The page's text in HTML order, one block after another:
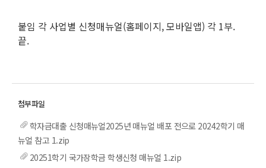
붙임 각 사업별 신청매뉴얼(홈페이지, 모바일앱) 각 1부.
끝.
학자금대출 신청매뉴얼2025년 매뉴얼 배포 전으로 20242학기 매
뉴얼 참고 1.zip
20251학기 국가장학금 학생신청 매뉴얼 1.zip